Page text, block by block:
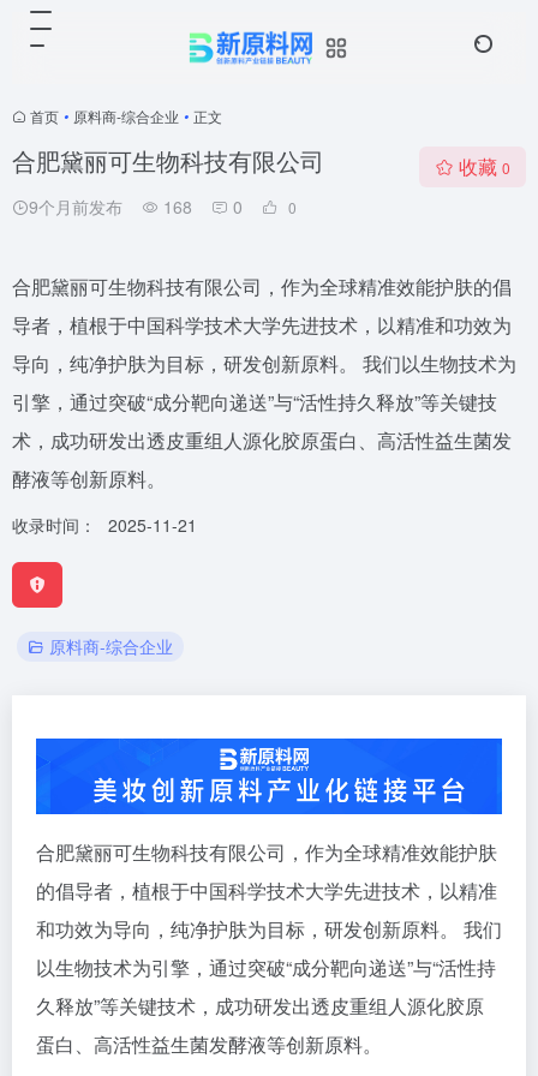
首页 • 原料商-综合企业 • 正文
合肥黛丽可生物科技有限公司
9个月前发布 168 0 0
收藏 0
合肥黛丽可生物科技有限公司，作为全球精准效能护肤的倡
导者，植根于中国科学技术大学先进技术，以精准和功效为
导向，纯净护肤为目标，研发创新原料。 我们以生物技术为
引擎，通过突破“成分靶向递送”与“活性持久释放”等关键技
术，成功研发出透皮重组人源化胶原蛋白、高活性益生菌发
酵液等创新原料。
收录时间： 2025-11-21
原料商-综合企业
合肥黛丽可生物科技有限公司，作为全球精准效能护肤
的倡导者，植根于中国科学技术大学先进技术，以精准
和功效为导向，纯净护肤为目标，研发创新原料。 我们
以生物技术为引擎，通过突破“成分靶向递送”与“活性持
久释放”等关键技术，成功研发出透皮重组人源化胶原
蛋白、高活性益生菌发酵液等创新原料。